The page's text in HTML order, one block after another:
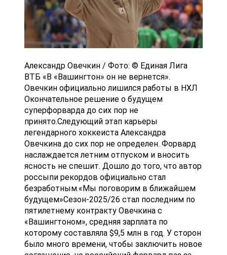
Александр Овечкин / Фото: © Единая Лига
ВТБ «В «Вашингтон» он не вернется».
Овечкин официально лишился работы в НХЛ
Окончательное решение о будущем
суперфорварда до сих пор не
принято.Следующий этап карьеры
легендарного хоккеиста Александра
Овечкина до сих пор не определен. Форвард
наслаждается летним отпуском и вносить
ясность не спешит. Дошло до того, что автор
россыпи рекордов официально стал
безработным.«Мы поговорим в ближайшем
будущем»Сезон-2025/26 стал последним по
пятилетнему контракту Овечкина с
«Вашингтоном», средняя зарплата по
которому составляла $9,5 млн в год. У сторон
было много времени, чтобы заключить новое